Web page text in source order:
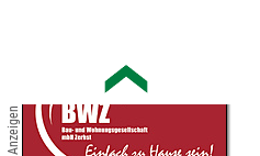
Anzeigen